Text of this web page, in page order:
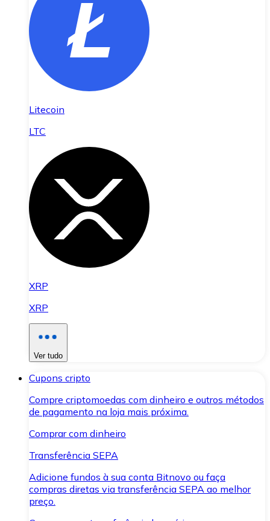
Litecoin
LTC
XRP
XRP
Ver tudo
Cupons cripto
Compre criptomoedas com dinheiro e outros métodos
de pagamento na loja mais próxima.
Comprar com dinheiro
Transferência SEPA
Adicione fundos à sua conta Bitnovo ou faça
compras diretas via transferência SEPA ao melhor
preço.